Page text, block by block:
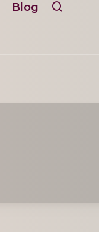
Blog